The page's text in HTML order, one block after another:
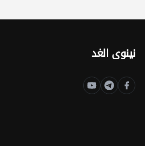
نينوى الغد